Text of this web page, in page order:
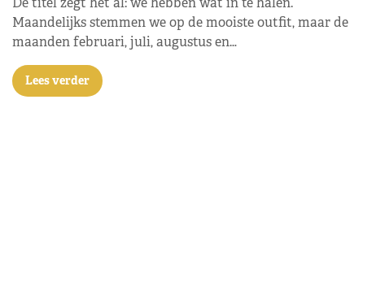
Maandelijks stemmen we op de mooiste outfit, maar de
maanden februari, juli, augustus en…
Lees verder